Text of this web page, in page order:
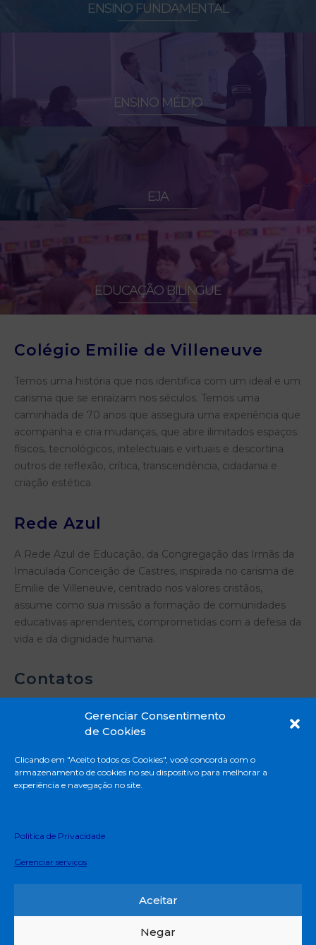
Gerenciar Consentimento
de Cookies
Clicando em "Aceito todos os Cookies", você concorda com o
armazenamento de cookies no seu dispositivo para melhorar a
experiência e navegação no site.
Politica de Privacidade
Gerenciar serviços
Aceitar
Negar
ENSINO FUNDAMENTAL
ENSINO MÉDIO
EJA
EDUCAÇÃO BILÍNGUE
Colégio Emilie de Villeneuve
Temos uma história que nos identifica com um ideal e um
carisma que se enraízam nos séculos. Temos uma
caminhada de 70 anos que assegura uma experiência que
acompanha e cria mudanças, que abre ilimitados espaços
físicos, tecnológicos, intelectuais e virtuais e descortina
outros de reflexão, crítica, transcendência, cidadania e
criação estética.
Rede Azul
A Rede Azul de Educação, da Congregação das Irmãs da
Imaculada Conceição de Castres, inspirada no carisma de
Emilie de Villeneuve, centrado nos valores cristãos,
assume como sua missão a formação de comunidades
educativas aprendentes, comprometidas com a defesa da
vida e da dignidade humana.
Contatos
Mascote - São Paulo - SP
11 5671-8888
Termos e Condições de uso
Edital do Programa de Bolsa de Estudo (EJA)
Canal de Denúncia